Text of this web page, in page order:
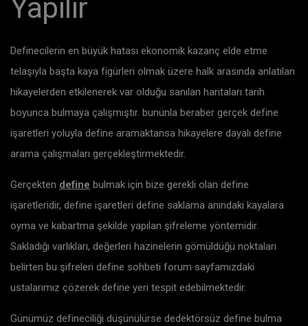
Yapılır
Definecilerin en büyük hatası ekonomik kazanç elde etme
telaşıyla başta kaya figürleri olmak üzere halk arasında anlatılan
hikayelerden etkilenerek var olduğu sanılan haritaları tarih
boyunca bulmaya çalışmıştır. bununla beraber gerçek define
işaretleri yoluyla define aramaktansa hikayelere dayalı define
arama çalışmaları gerçekleştirmektedir.
Gerçekten define bulmak için bize gerekli olan define
işaretleridir, define işaretleri define saklama anındaki kayalara
oyma ve kabartma şekilde yapılan şifreleme yöntemidir.
Sakladığı varlıkları, değerleri hazinelerin gömüldüğü noktaları
belirten bu şifreleri define sohbeti forum sayfamızdaki
ustalarımız çözerek define yeri tespit edebilmektedir.
Günümüz defineciliği düşünülürse dedektörsüz define bulma